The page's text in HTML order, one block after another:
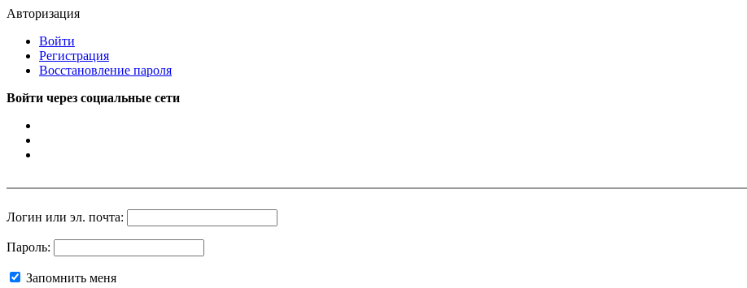
Авторизация
Войти
Регистрация
Восстановление пароля
Войти через социальные сети
Логин или эл. почта:
Пароль:
Запомнить меня